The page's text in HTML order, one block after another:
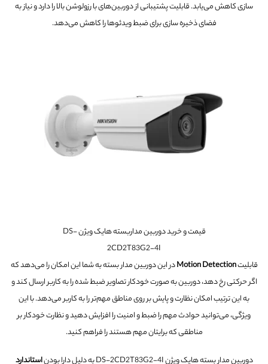
سازی کاهش می‌یابد. قابلیت پشتیبانی از دوربین‌های با رزولوشن بالا را دارد و نیاز به
فضای ذخیره سازی برای ضبط ویدئوها را کاهش می‌دهد.
قیمت و خرید دوربین مداربسته هایک ویژن DS-
2CD2T83G2-4I
قابلیتMotion Detectionدر این دوربین مدار بسته به شما این امکان را می‌دهد که
اگر حرکتی رخ دهد، دوربین به صورت خودکار تصاویر ضبط شده را به کاربر ارسال کند و
به این ترتیب امکان نظارت و پایش بر روی مناطق مهم‌تر را به کاربر می‌دهد. با این
ویژگی، می‌توانید حوادث مهم را ضبط و امنیت را افزایش دهید و نظارت خودکار بر
مناطقی که برایتان مهم هستند را فراهم کنید.
دوربین مدار بسته هایک ویژن DS-2CD2T83G2-4I به دلیل دارا بودن استاندارد